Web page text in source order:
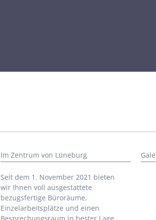
Im Zentrum von Lüneburg
Seit dem 1. November 2021 bieten
wir Ihnen voll ausgestattete
bezugsfertige Büroräume,
Einzelarbeitsplätze und einen